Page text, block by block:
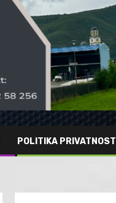
POLITIKA PRIVATNOSTI